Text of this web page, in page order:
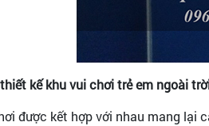
kế khu vui chơi trẻ em ngoài
được kết hợp với nhau mang lại